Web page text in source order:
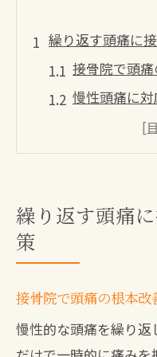
繰り返す頭痛に
接骨院で頭
慢性頭痛に
口コミで選
八幡鍼灸整
頭痛の悩みを減
鍼灸院八幡西
相生町整骨院
口コミ評価
繰り返す頭痛
策
接骨院で頭痛の根本改
慢性的な頭痛を繰り